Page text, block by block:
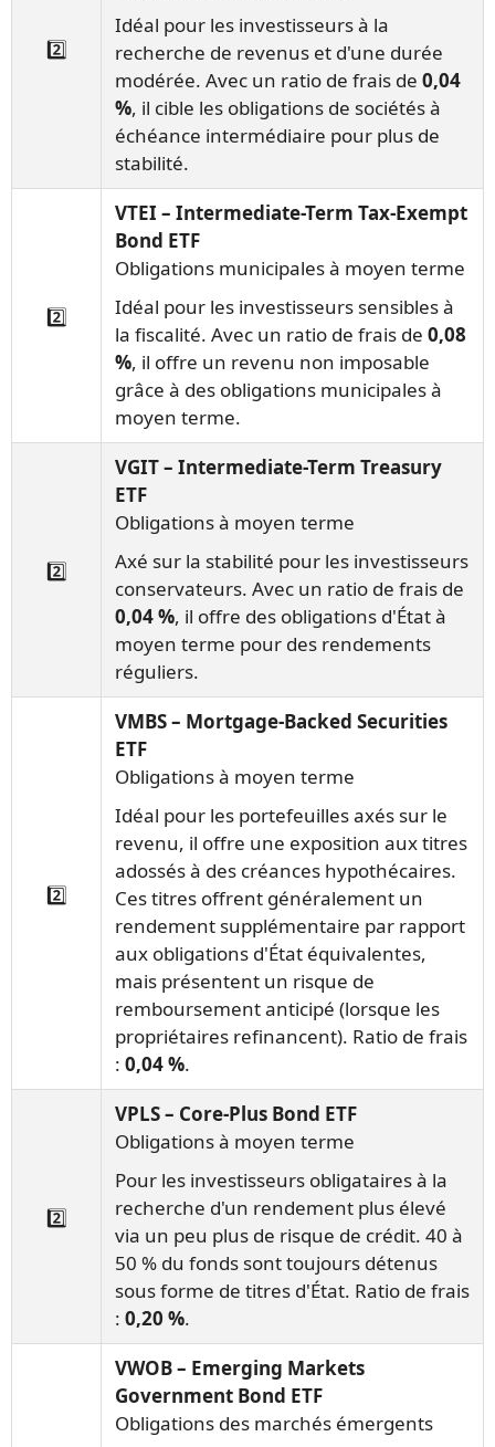
2️⃣
Idéal pour les investisseurs à la
recherche de revenus et d'une durée
modérée. Avec un ratio de frais de 0,04
%, il cible les obligations de sociétés à
échéance intermédiaire pour plus de
stabilité.
2️⃣
VTEI – Intermediate-Term Tax-Exempt
Bond ETF
Obligations municipales à moyen terme
Idéal pour les investisseurs sensibles à
la fiscalité. Avec un ratio de frais de 0,08
%, il offre un revenu non imposable
grâce à des obligations municipales à
moyen terme.
2️⃣
VGIT – Intermediate-Term Treasury
ETF
Obligations à moyen terme
Axé sur la stabilité pour les investisseurs
conservateurs. Avec un ratio de frais de
0,04 %, il offre des obligations d'État à
moyen terme pour des rendements
réguliers.
2️⃣
VMBS – Mortgage-Backed Securities
ETF
Obligations à moyen terme
Idéal pour les portefeuilles axés sur le
revenu, il offre une exposition aux titres
adossés à des créances hypothécaires.
Ces titres offrent généralement un
rendement supplémentaire par rapport
aux obligations d'État équivalentes,
mais présentent un risque de
remboursement anticipé (lorsque les
propriétaires refinancent). Ratio de frais
: 0,04 %.
2️⃣
VPLS – Core-Plus Bond ETF
Obligations à moyen terme
Pour les investisseurs obligataires à la
recherche d'un rendement plus élevé
via un peu plus de risque de crédit. 40 à
50 % du fonds sont toujours détenus
sous forme de titres d'État. Ratio de frais
: 0,20 %.
VWOB – Emerging Markets
Government Bond ETF
Obligations des marchés émergents